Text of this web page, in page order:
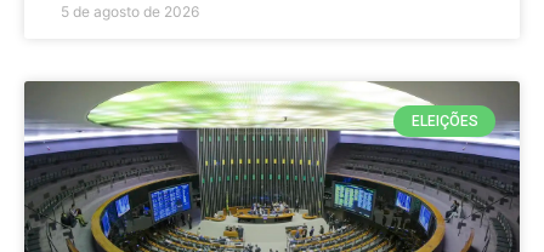
5 de agosto de 2026
ELEIÇÕES